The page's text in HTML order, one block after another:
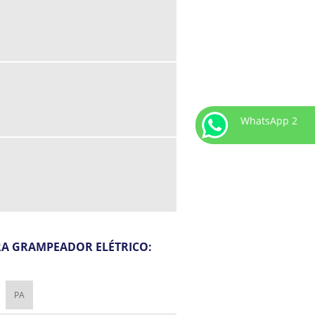
GRAMPEADOR ELÉTRICO:
PA
WhatsApp 2